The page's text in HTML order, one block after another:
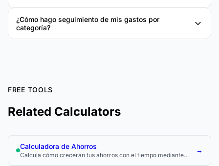
¿Cómo hago seguimiento de mis gastos por
categoría?
FREE TOOLS
Related Calculators
Calculadora de Ahorros
Calcula cómo crecerán tus ahorros con el tiempo mediante
→